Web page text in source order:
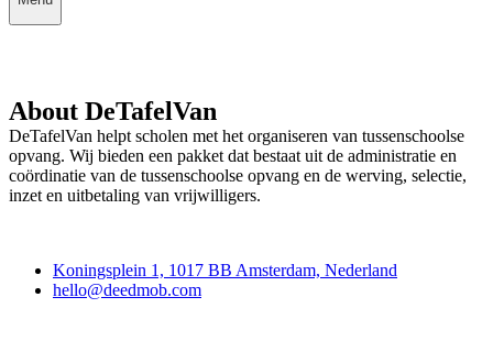
About DeTafelVan
DeTafelVan helpt scholen met het organiseren van tussenschoolse
opvang. Wij bieden een pakket dat bestaat uit de administratie en
coördinatie van de tussenschoolse opvang en de werving, selectie,
inzet en uitbetaling van vrijwilligers.
Koningsplein 1, 1017 BB Amsterdam, Nederland
hello@deedmob.com